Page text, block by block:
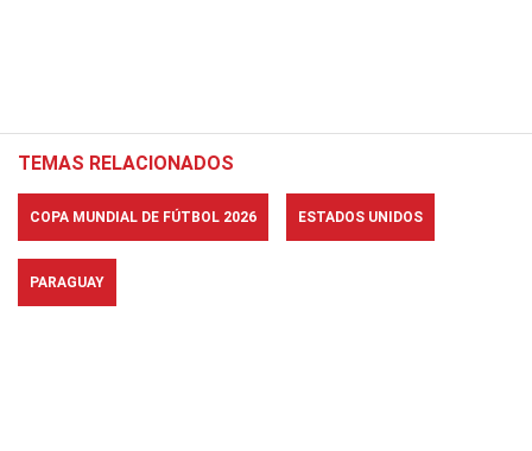
TEMAS RELACIONADOS
COPA MUNDIAL DE FÚTBOL 2026 ESTADOS UNIDOS
PARAGUAY